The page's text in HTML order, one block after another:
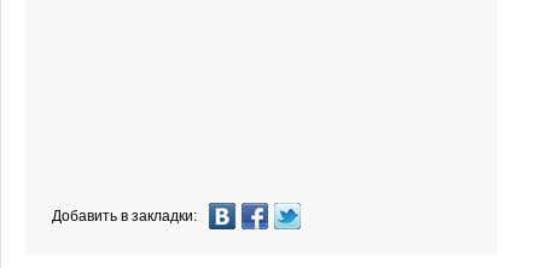
Добавить в закладки: